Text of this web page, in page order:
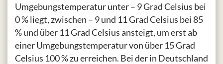
Umgebungstemperatur unter – 9 Grad Celsius bei
0 % liegt, zwischen – 9 und 11 Grad Celsius bei 85
% und über 11 Grad Celsius ansteigt, um erst ab
einer Umgebungstemperatur von über 15 Grad
Celsius 100 % zu erreichen. Bei der in Deutschland